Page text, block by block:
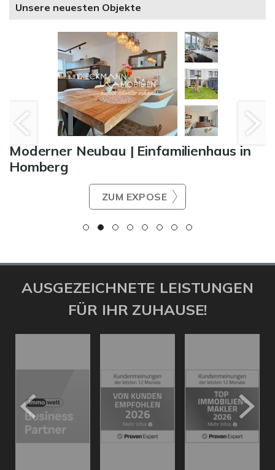
Unsere neuesten Objekte
Moderner Neubau | Einfamilienhaus in
Homberg
ZUM EXPOSE
AUSGEZEICHNETE LEISTUNGEN
FÜR IHR ZUHAUSE!